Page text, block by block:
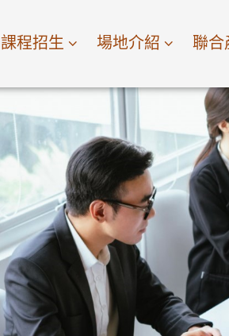
課程招生 場地介紹 聯合